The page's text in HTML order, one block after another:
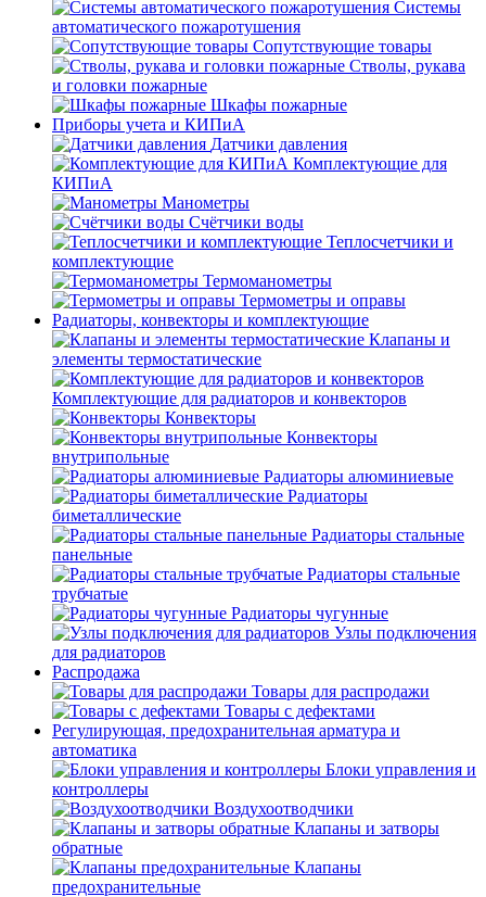
Системы
автоматического пожаротушения
Сопутствующие товары
Стволы, рукава
и головки пожарные
Шкафы пожарные
Приборы учета и КИПиА
Датчики давления
Комплектующие для
КИПиА
Манометры
Счётчики воды
Теплосчетчики и
комплектующие
Термоманометры
Термометры и оправы
Радиаторы, конвекторы и комплектующие
Клапаны и
элементы термостатические
Комплектующие для радиаторов и конвекторов
Конвекторы
Конвекторы
внутрипольные
Радиаторы алюминиевые
Радиаторы
биметаллические
Радиаторы стальные
панельные
Радиаторы стальные
трубчатые
Радиаторы чугунные
Узлы подключения
для радиаторов
Распродажа
Товары для распродажи
Товары с дефектами
Регулирующая, предохранительная арматура и
автоматика
Блоки управления и
контроллеры
Воздухоотводчики
Клапаны и затворы
обратные
Клапаны
предохранительные